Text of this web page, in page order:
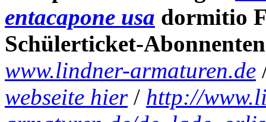
entacapone usa dormitio
Schülerticket-
www.lindner-armaturen.de
webseite hier/ http://